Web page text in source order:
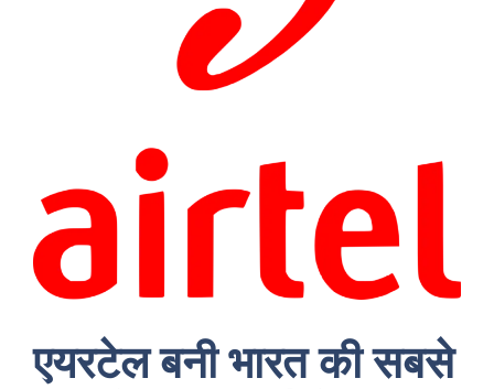
एयरटेल बनी भारत की सबसे